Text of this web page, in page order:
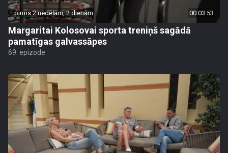
pirms 2 nedēļām, 2 dienām 00:03:53
Margaritai Kolosovai sporta treniņš sagādā
pamatīgas galvassāpes
69. epizode